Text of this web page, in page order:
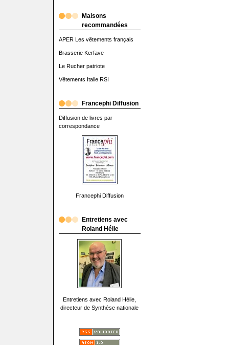
Maisons
recommandées
APER Les vêtements français
Brasserie Kerfave
Le Rucher patriote
Vêtements Italie RSI
Francephi Diffusion
Diffusion de livres par
correspondance
Francephi Diffusion
Entretiens avec
Roland Hélie
Entretiens avec Roland Hélie,
directeur de Synthèse nationale